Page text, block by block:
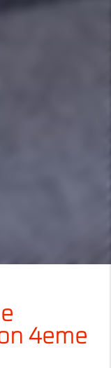
4eme